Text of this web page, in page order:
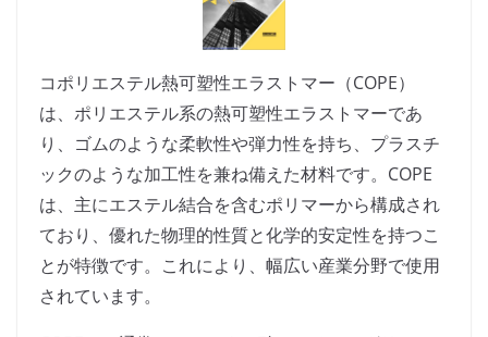
コポリエステル熱可塑性エラストマー（COPE）
は、ポリエステル系の熱可塑性エラストマーであ
り、ゴムのような柔軟性や弾力性を持ち、プラスチ
ックのような加工性を兼ね備えた材料です。COPE
は、主にエステル結合を含むポリマーから構成され
ており、優れた物理的性質と化学的安定性を持つこ
とが特徴です。これにより、幅広い産業分野で使用
されています。